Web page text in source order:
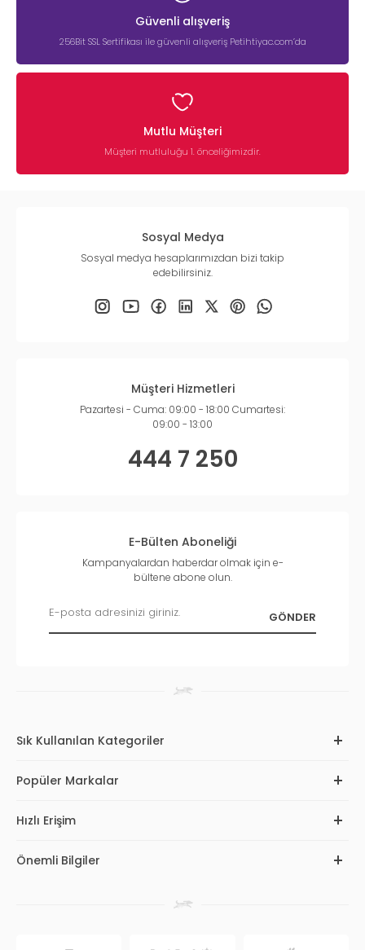
Güvenli alışveriş
256Bit SSL Sertifikası ile güvenli alışveriş Petihtiyac.com’da
Mutlu Müşteri
Müşteri mutluluğu 1. önceliğimizdir.
Sosyal Medya
Sosyal medya hesaplarımızdan bizi takip
edebilirsiniz.
Müşteri Hizmetleri
Pazartesi - Cuma: 09:00 - 18:00 Cumartesi:
09:00 - 13:00
444 7 250
E-Bülten Aboneliği
Kampanyalardan haberdar olmak için e-
bültene abone olun.
Sık Kullanılan Kategoriler
Popüler Markalar
Hızlı Erişim
Önemli Bilgiler